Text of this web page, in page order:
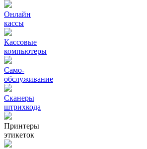
Онлайн
кассы
Кассовые
компьютеры
Само-
обслуживание
Сканеры
штрихкода
Принтеры
этикеток